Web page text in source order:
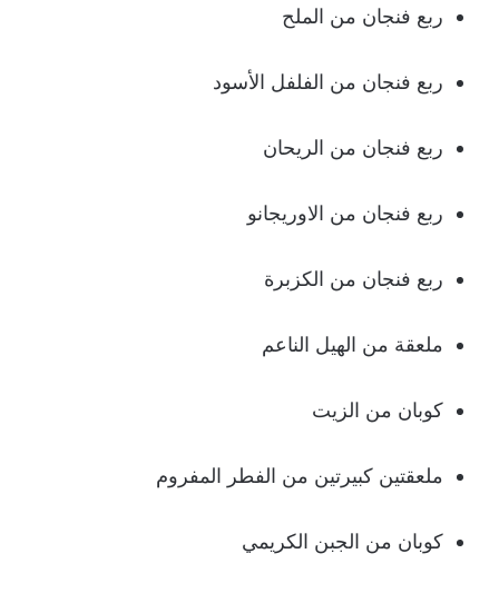
ربع فنجان من الملح
ربع فنجان من الفلفل الأسود
ربع فنجان من الریحان
ربع فنجان من الاوریجانو
ربع فنجان من الكزبرة
ملعقة من الهیل الناعم
كوبان من الزیت
ملعقتین كبیرتین من الفطر المفروم
كوبان من الجبن الكریمي